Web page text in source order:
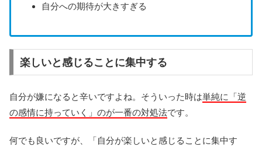
自分への期待が大きすぎる
楽しいと感じることに集中する
自分が嫌になると辛いですよね。そういった時は単純に「逆
の感情に持っていく」のが一番の対処法です。
何でも良いですが、「自分が楽しいと感じることに集中す